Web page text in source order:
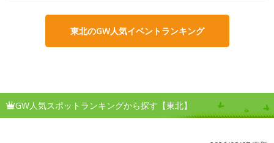
東北のGW人気イベントランキング
GW人気スポットランキングから探す【東北】